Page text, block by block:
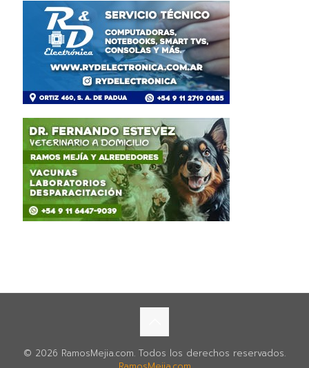
© 2026 RamosMejia.com. Todos los derechos reservados.